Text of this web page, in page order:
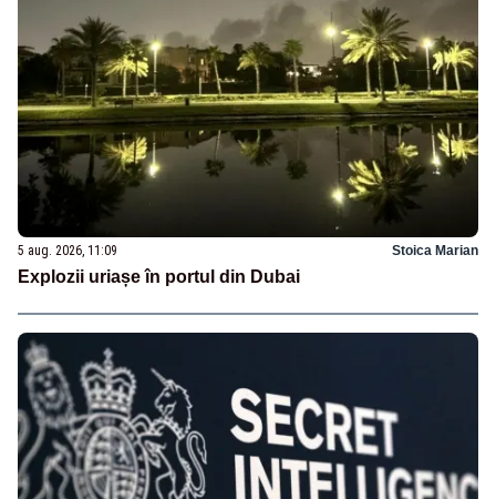
5 aug. 2026, 11:09 Stoica Marian
Explozii uriașe în portul din Dubai